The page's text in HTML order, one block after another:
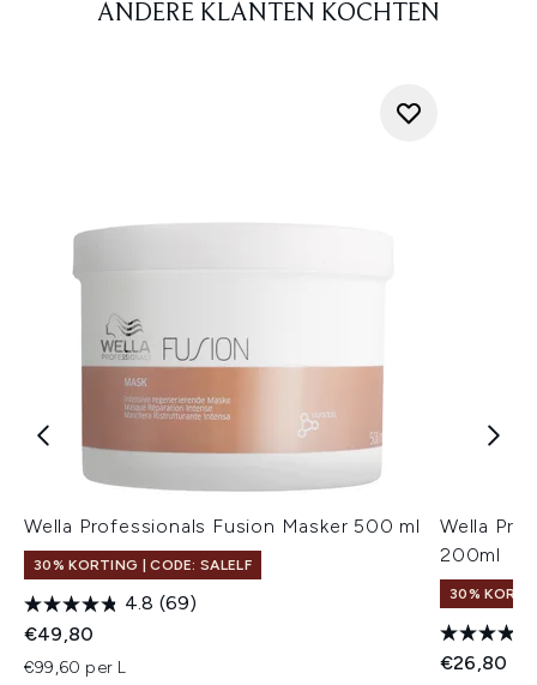
ANDERE KLANTEN KOCHTEN
Wella Professionals Fusion Masker 500 ml
30% KORTING | CODE: SALELF
4.8 (69)
€49,80
€99,60 per L
Wella
200ml
30%
€26,80